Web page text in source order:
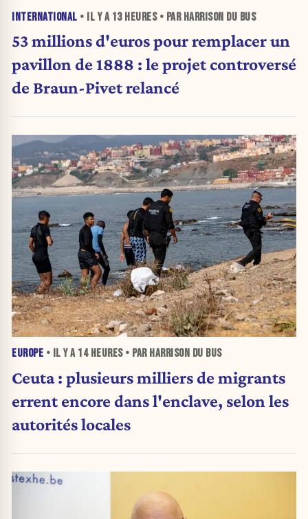
INTERNATIONAL • IL Y A 13 HEURES• PAR HARRISON DU BUS
53 millions d'euros pour remplacer un
pavillon de 1888 : le projet controversé
de Braun-Pivet relancé
EUROPE • IL Y A 14 HEURES• PAR HARRISON DU BUS
Ceuta : plusieurs milliers de migrants
errent encore dans l'enclave, selon les
autorités locales